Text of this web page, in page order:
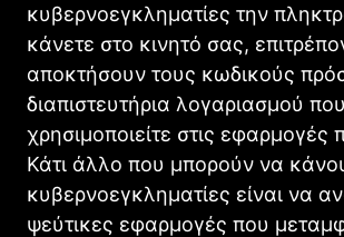
κυβερνοεγκληματίες την
κάνετε στο κινητό σας,
αποκτήσουν τους κωδικούς
διαπιστευτήρια λογαριασμού που
χρησιμοποιείτε στις
Κάτι άλλο που μπορούν να
κυβερνοεγκληματίες είναι να
ψεύτικες εφαρμογές που